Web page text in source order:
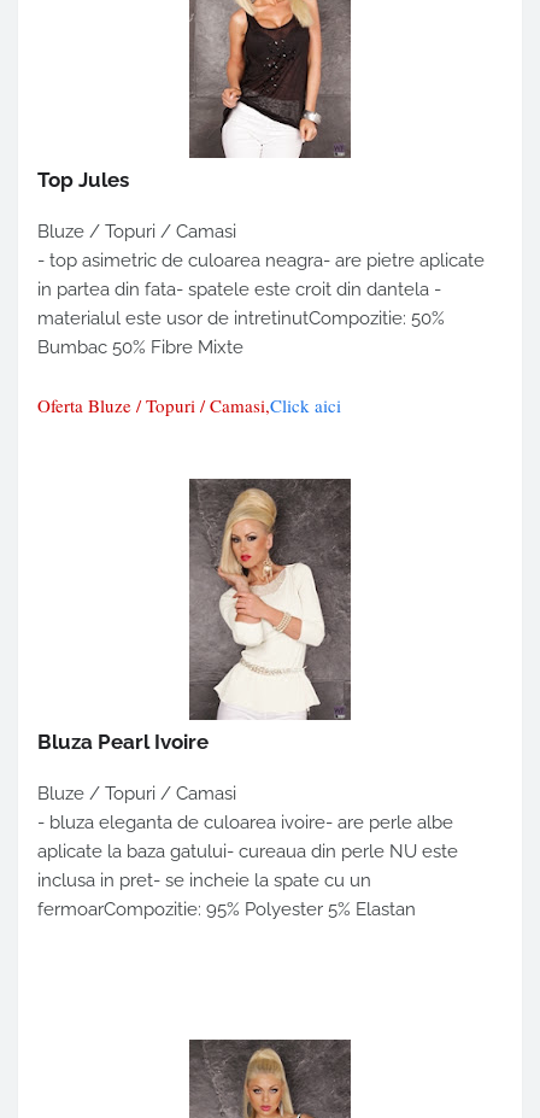
Top Jules
Bluze / Topuri / Camasi
- top asimetric de culoarea neagra- are pietre aplicate
in partea din fata- spatele este croit din dantela -
materialul este usor de intretinutCompozitie: 50%
Bumbac 50% Fibre Mixte
Oferta Bluze / Topuri / Camasi,Click aici
Bluza Pearl Ivoire
Bluze / Topuri / Camasi
- bluza eleganta de culoarea ivoire- are perle albe
aplicate la baza gatului- cureaua din perle NU este
inclusa in pret- se incheie la spate cu un
fermoarCompozitie: 95% Polyester 5% Elastan